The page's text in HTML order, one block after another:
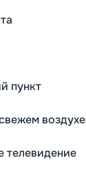
пункт
воздухе
телевидение